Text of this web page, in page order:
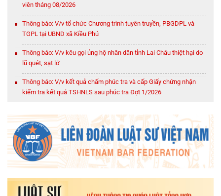
viên tháng 08/2026
Thông báo: V/v tổ chức Chương trình tuyên truyền, PBGDPL và
TGPL tại UBND xã Kiều Phú
Thông báo: V/v kêu gọi ủng hộ nhân dân tỉnh Lai Châu thiệt hại do
lũ quét, sạt lở
Thông báo: V/v kết quả chấm phúc tra và cấp Giấy chứng nhận
kiểm tra kết quả TSHNLS sau phúc tra Đợt 1/2026